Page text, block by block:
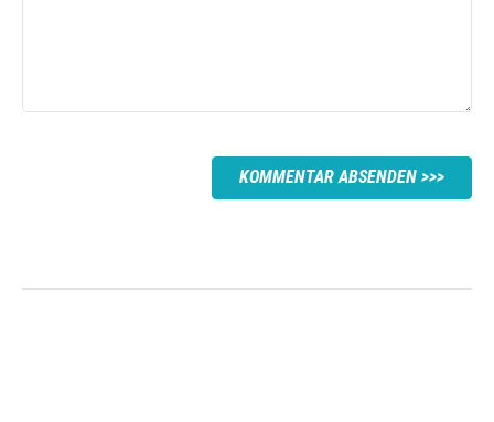
KOMMENTAR ABSENDEN